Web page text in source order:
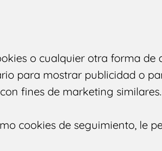
o cualquier otra forma de
para mostrar publicidad o
fines de marketing similares.
cookies de seguimiento, le